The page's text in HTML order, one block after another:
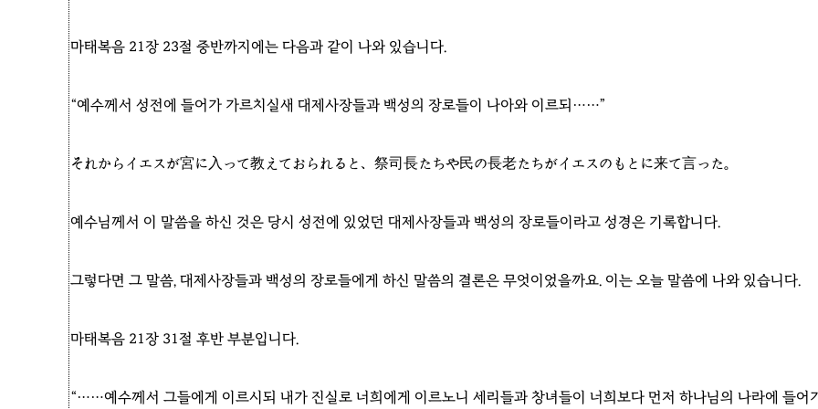
마태복음 21장 23절 중반까지에는 다음과 같이 나와 있습니다.
“예수께서 성전에 들어가 가르치실새 대제사장들과 백성의 장로들이 나아와 이르되……”
それからイエスが宮に入って教えておられると、祭司長たちや民の長老たちがイエスのもとに来て言った。
예수님께서 이 말씀을 하신 것은 당시 성전에 있었던 대제사장들과 백성의 장로들이라고 성경은 기록합니다.
그렇다면 그 말씀, 대제사장들과 백성의 장로들에게 하신 말씀의 결론은 무엇이었을까요. 이는 오늘 말씀에 나와 있습니다.
마태복음 21장 31절 후반 부분입니다.
“……예수께서 그들에게 이르시되 내가 진실로 너희에게 이르노니 세리들과 창녀들이 너희보다 먼저 하나님의 나라에 들어